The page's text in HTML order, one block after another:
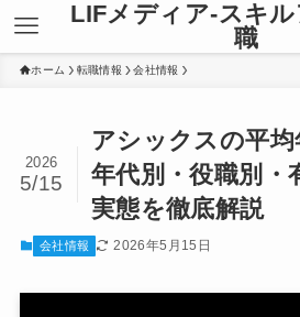
LIFメディア-スキ
職
ホーム 転職情報 会社情報
アシックスの平均
年代別・役職別・
実態を徹底解説
2026
5/15
会社情報 2026年5月15日